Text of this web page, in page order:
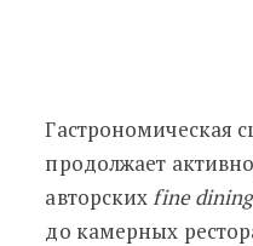
Гастрономическая
продолжает
авторских fine dining
до камерных